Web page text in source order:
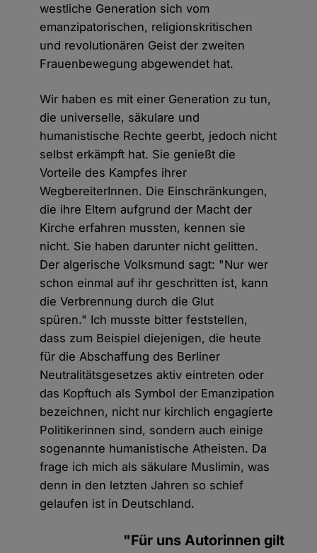
westliche Generation sich vom
emanzipatorischen, religionskritischen
und revolutionären Geist der zweiten
Frauenbewegung abgewendet hat.
Wir haben es mit einer Generation zu tun,
die universelle, säkulare und
humanistische Rechte geerbt, jedoch nicht
selbst erkämpft hat. Sie genießt die
Vorteile des Kampfes ihrer
WegbereiterInnen. Die Einschränkungen,
die ihre Eltern aufgrund der Macht der
Kirche erfahren mussten, kennen sie
nicht. Sie haben darunter nicht gelitten.
Der algerische Volksmund sagt: "Nur wer
schon einmal auf ihr geschritten ist, kann
die Verbrennung durch die Glut
spüren." Ich musste bitter feststellen,
dass zum Beispiel diejenigen, die heute
für die Abschaffung des Berliner
Neutralitätsgesetzes aktiv eintreten oder
das Kopftuch als Symbol der Emanzipation
bezeichnen, nicht nur kirchlich engagierte
Politikerinnen sind, sondern auch einige
sogenannte humanistische Atheisten. Da
frage ich mich als säkulare Muslimin, was
denn in den letzten Jahren so schief
gelaufen ist in Deutschland.
"Für uns Autorinnen gilt